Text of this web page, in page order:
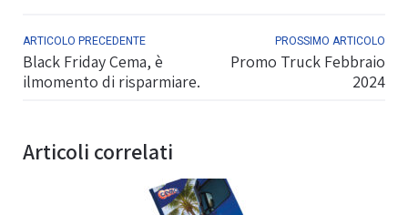
ARTICOLO PRECEDENTE
Black Friday Cema, è
ilmomento di risparmiare.
PROSSIMO ARTICOLO
Promo Truck Febbraio
2024
Articoli correlati